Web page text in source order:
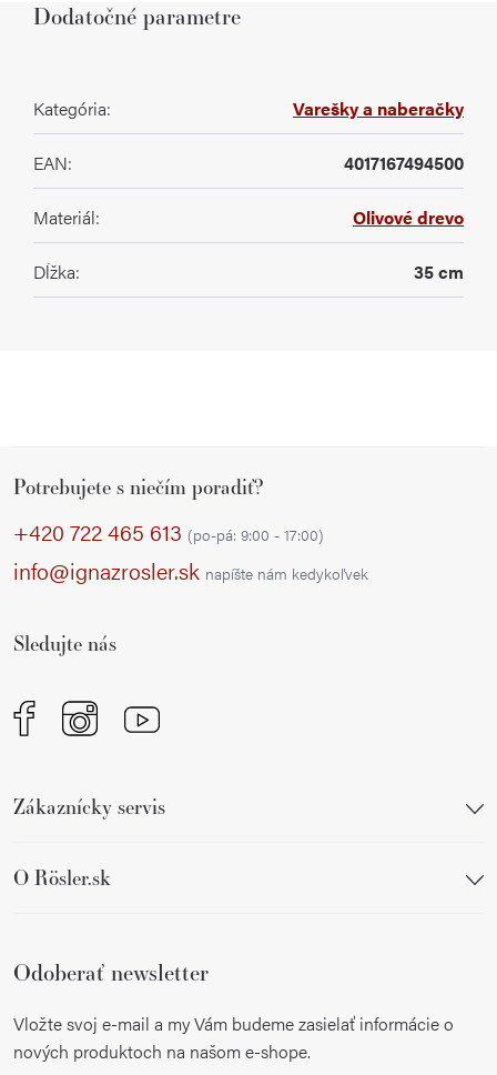
Dodatočné parametre
Kategória: Varešky a naberačky
EAN: 4017167494500
Materiál: Olivové drevo
Dĺžka: 35 cm
Potrebujete s niečím poradiť?
+420 722 465 613 (po-pá: 9:00 - 17:00)
info@ignazrosler.sk napíšte nám kedykoľvek
Sledujte nás
Zákaznícky servis
O Rösler.sk
Odoberať newsletter
Vložte svoj e-mail a my Vám budeme zasielať informácie o
nových produktoch na našom e-shope.